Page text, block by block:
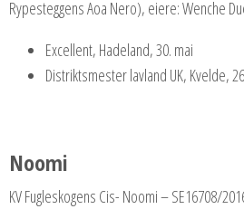
Rypesteggens Aoa Nero), eiere: Wenche
Excellent, Hadeland, 30. mai
Distriktsmester lavland UK, Kvelde,
Noomi
KV Fugleskogens Cis- Noomi – SE16708/